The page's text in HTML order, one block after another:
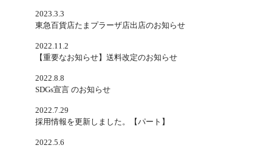
2023.3.3
東急百貨店たまプラーザ店出店のお知らせ
2022.11.2
【重要なお知らせ】送料改定のお知らせ
2022.8.8
SDGs宣言 のお知らせ
2022.7.29
採用情報を更新しました。【パート】
2022.5.6